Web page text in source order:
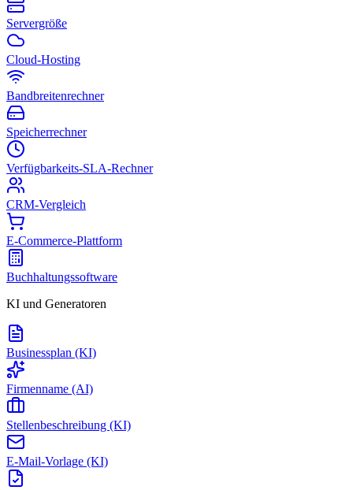
Servergröße
Cloud-Hosting
Bandbreitenrechner
Speicherrechner
Verfügbarkeits-SLA-Rechner
CRM-Vergleich
E-Commerce-Plattform
Buchhaltungssoftware
KI und Generatoren
Businessplan (KI)
Firmenname (AI)
Stellenbeschreibung (KI)
E-Mail-Vorlage (KI)